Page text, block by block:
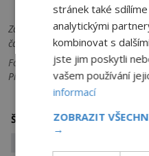
Zdroje informací:wikipedia.org,
částečně AI
Foto: /www.newscientist.com,
Pixabay
Štítky: astronomie
stránek také
analytickými
kombinovat s
jste jim poskytli
vašem používání
informací
ZOBRAZIT
→